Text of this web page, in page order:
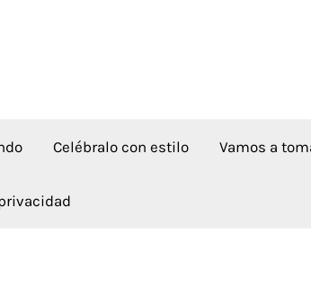
Celébralo con estilo Vamos a